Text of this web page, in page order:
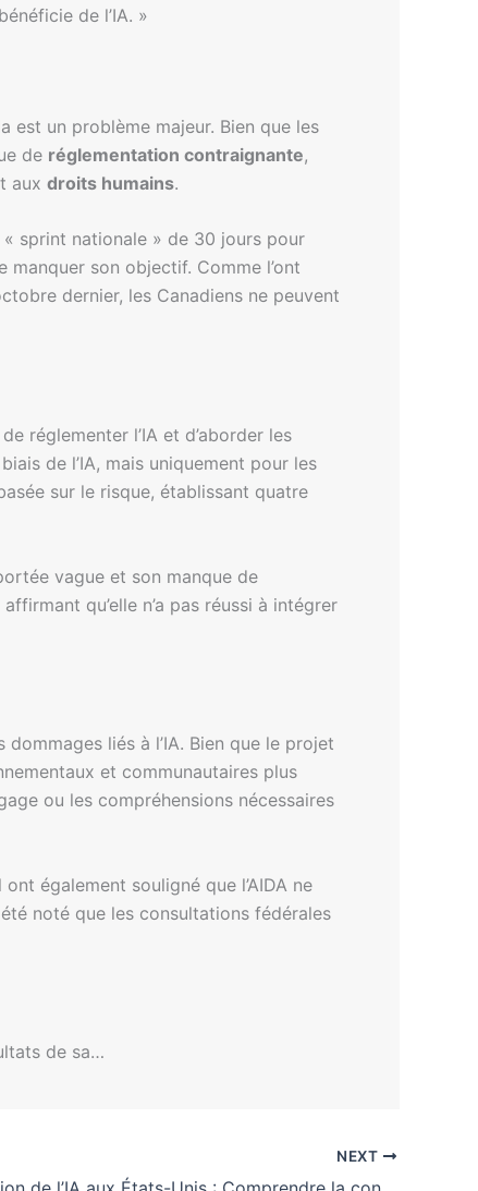
de l’IA. »
est un problème majeur. Bien que les
de réglementation contraignante,
aux droits humains.
« sprint nationale » de 30 jours pour
son objectif. Comme l’ont
dernier, les Canadiens ne peuvent
réglementer l’IA et d’aborder les
de l’IA, mais uniquement pour les
sur le risque, établissant quatre
vague et son manque de
qu’elle n’a pas réussi à intégrer
liés à l’IA. Bien que le projet
et communautaires plus
ou les compréhensions nécessaires
également souligné que l’AIDA ne
noté que les consultations fédérales
de sa…
NEXT